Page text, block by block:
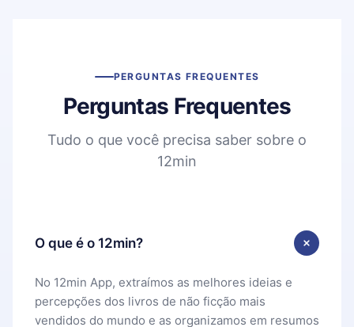
PERGUNTAS FREQUENTES
Perguntas Frequentes
Tudo o que você precisa saber sobre o
12min
O que é o 12min?
No 12min App, extraímos as melhores ideias e
percepções dos livros de não ficção mais
vendidos do mundo e as organizamos em resumos